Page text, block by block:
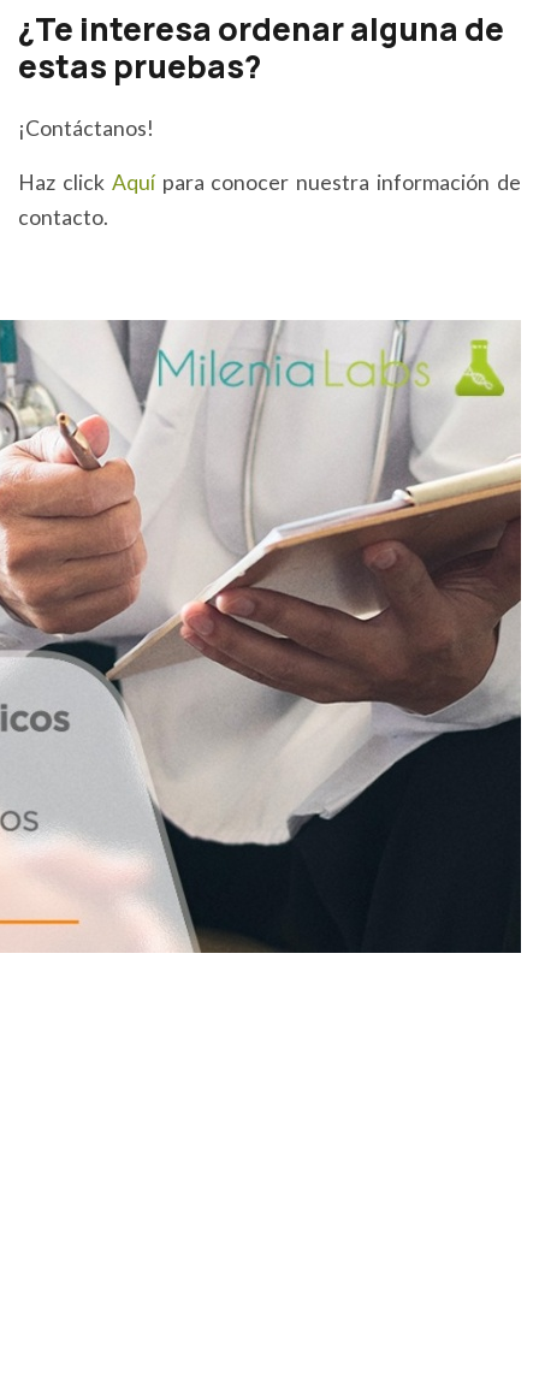
¿Te interesa ordenar alguna de
estas pruebas?
¡Contáctanos!
Haz click Aquípara conocer nuestra información de
contacto.